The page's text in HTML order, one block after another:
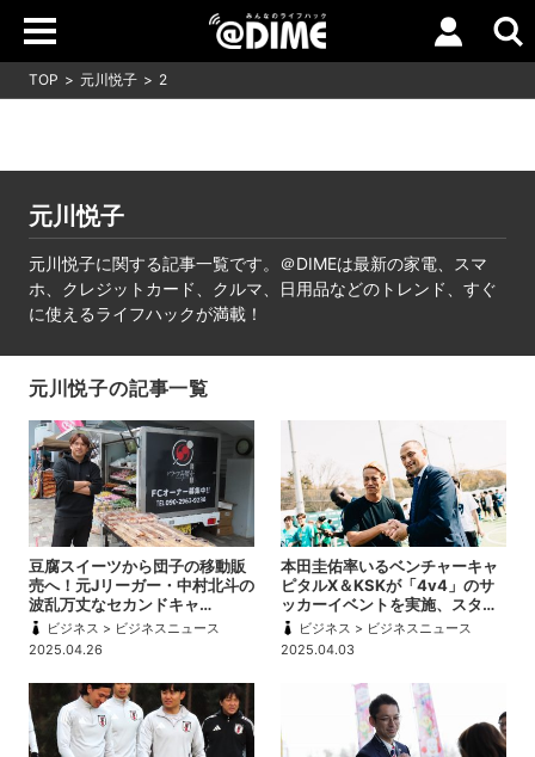
TOP 元川悦子 2
元川悦子
元川悦子に関する記事一覧です。＠DIMEは最新の家電、スマ
ホ、クレジットカード、クルマ、日用品などのトレンド、すぐ
に使えるライフハックが満載！
元川悦子の記事一覧
豆腐スイーツから団子の移動販
売へ！元Jリーガー・中村北斗の
波乱万丈なセカンドキャ…
ビジネス > ビジネスニュース
2025.04.26
本田圭佑率いるベンチャーキャ
ピタルX＆KSKが「4v4」のサ
ッカーイベントを実施、スタ…
ビジネス > ビジネスニュース
2025.04.03